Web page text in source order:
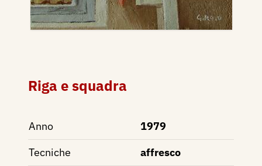
Riga e squadra
Anno
1979
Tecniche
affresco